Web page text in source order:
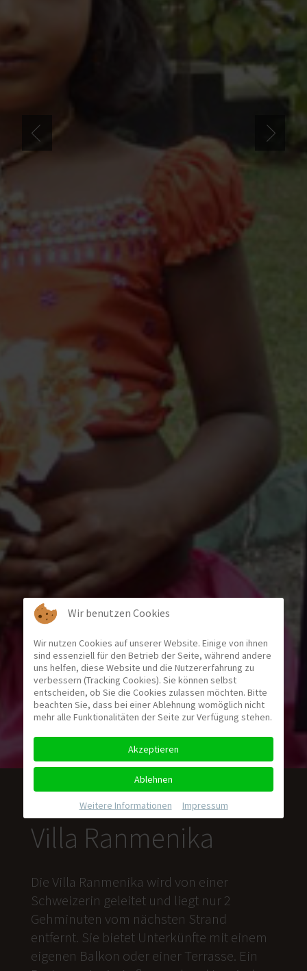
Villa Ranmenika
Die Villa Ranmenika wird von einer
Schweizerin geleitet und liegt nur 2
Gehminuten vom nächsten Strand
entfernt. Sie bietet Unterkünfte mit einem
eigenen Balkon oder einer Terrasse. Ein
Wir benutzen Cookies
Wir nutzen Cookies auf unserer Website. Einige von ihnen
sind essenziell für den Betrieb der Seite, während andere
uns helfen, diese Website und die Nutzererfahrung zu
verbessern (Tracking Cookies). Sie können selbst
entscheiden, ob Sie die Cookies zulassen möchten. Bitte
beachten Sie, dass bei einer Ablehnung womöglich nicht
mehr alle Funktionalitäten der Seite zur Verfügung stehen.
Akzeptieren
Ablehnen
Weitere Informationen Impressum